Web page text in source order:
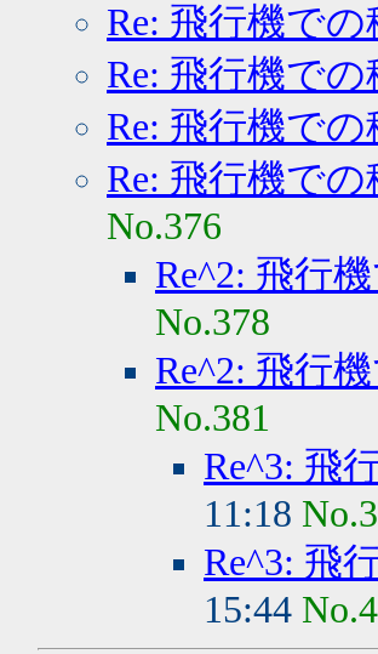
Re: 飛行機で
Re: 飛行機で
Re: 飛行機で
Re: 飛行機で
No.376
Re^2: 飛行
No.378
Re^2: 飛行
No.381
Re^3: 飛
11:18
Re^3: 飛
15:44